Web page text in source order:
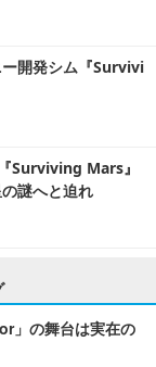
ー開発シム『Survivi
Surviving Mars』
謎へと迫れ
」の舞台は実在の